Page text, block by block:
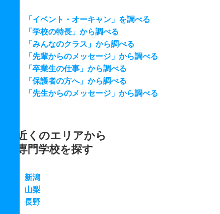
「イベント・オーキャン」を調べる
「学校の特長」から調べる
「みんなのクラス」から調べる
「先輩からのメッセージ」から調べる
「卒業生の仕事」から調べる
「保護者の方へ」から調べる
「先生からのメッセージ」から調べる
近くのエリアから
専門学校を探す
新潟
山梨
長野